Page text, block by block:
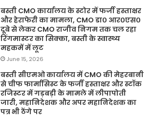
बस्ती CMO कार्यालय के स्टोर में फर्जी हस्ताक्षर
और हेराफेरी का मामला, CMO डा० आर०एस०
दूबे से लेकर CMO राजीव निगम तक चल रहा
रिंगमास्टर का सिक्का, बस्ती के स्वास्थ्य
महकमें में लूट
June 15, 2026
बस्ती सीएमओ कार्यालय में CMO की मेहरबानी
से चीफ फार्मासिस्ट के फर्जी हस्ताक्षर और स्टॉक
रजिस्टर में गड़बड़ी के मामले में लीपापोती
जारी, महानिदेशक और अपर महानिदेशक का
पत्र भी ठेंगे पर